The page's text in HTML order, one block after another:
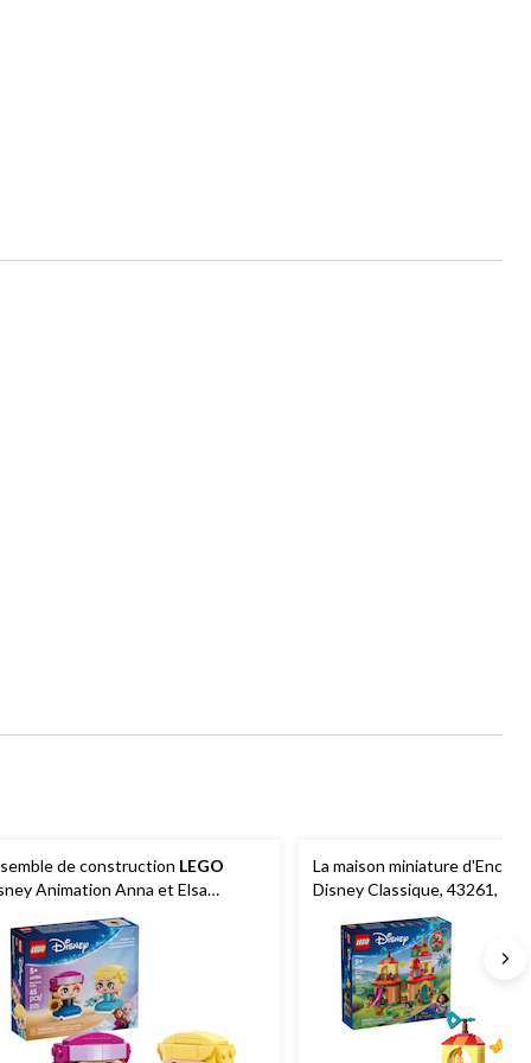
de construction LEGO
Animation Anna et Elsa
43284, 65 pièces, 5 ans et
La maison miniature
Disney Classique, 43261,